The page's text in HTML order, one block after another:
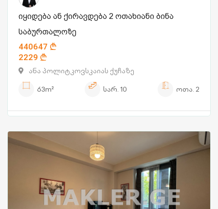
იყიდება ან ქირავდება 2 ოთახიანი ბინა
საბურთალოზე
440647
2229
ანა პოლიტკოვსკაიას ქუჩაზე
63m²
სარ. 10 ოთა. 2